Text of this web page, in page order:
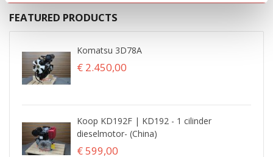
FEATURED PRODUCTS
Komatsu 3D78A
€ 2.450,00
Koop KD192F | KD192 - 1 cilinder
dieselmotor- (China)
€ 599,00